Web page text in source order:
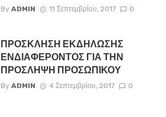
By ADMIN 11 Σεπτεμβρίου, 2017 0
ΠΡΟΣΚΛΗΣΗ ΕΚΔΗΛΩΣΗΣ
ΕΝΔΙΑΦΕΡΟΝΤΟΣ ΓΙΑ ΤΗΝ
ΠΡΟΣΛΗΨΗ ΠΡΟΣΩΠΙΚΟΥ
By ADMIN 4 Σεπτεμβρίου, 2017 0